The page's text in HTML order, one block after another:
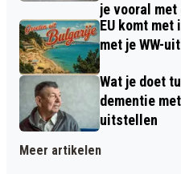
je vooral
EU komt met
met je WW-
Wat je doet
dementie
uitstellen
Meer artikelen